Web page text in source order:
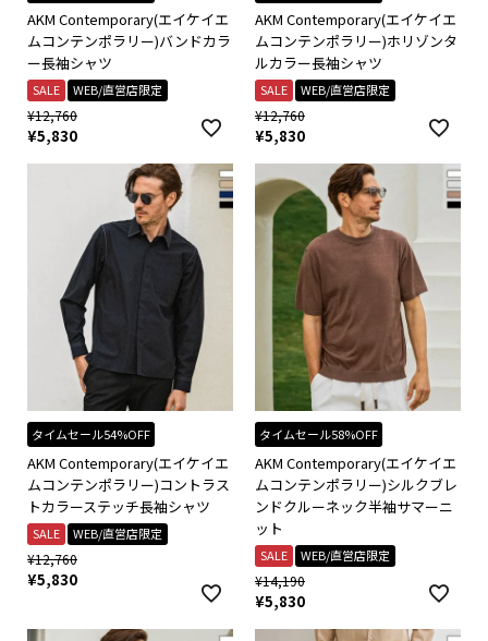
AKM Contemporary(エイケイエ
ムコンテンポラリー)バンドカラ
ー長袖シャツ
SALE WEB/直営店限定
¥12,760
¥5,830
AKM Contemporary(エイケイエ
ムコンテンポラリー)ホリゾンタ
ルカラー長袖シャツ
SALE WEB/直営店限定
¥12,760
¥5,830
タイムセール54%OFF
AKM Contemporary(エイケイエ
ムコンテンポラリー)コントラス
トカラーステッチ長袖シャツ
SALE WEB/直営店限定
¥12,760
¥5,830
タイムセール58%OFF
AKM Contemporary(エイケイエ
ムコンテンポラリー)シルクブレ
ンドクルーネック半袖サマーニ
ット
SALE WEB/直営店限定
¥14,190
¥5,830